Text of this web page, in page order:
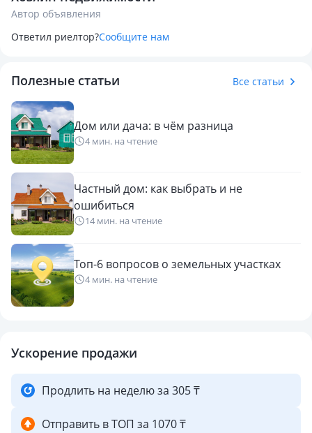
Автор объявления
Ответил риелтор?Сообщите нам
Полезные статьи Все статьи
Дом или дача: в чём разница
4 мин. на чтение
Частный дом: как выбрать и не
ошибиться
14 мин. на чтение
Топ-6 вопросов о земельных участках
4 мин. на чтение
Ускорение продажи
Продлить на неделю за 305 ₸
Отправить в ТОП за 1070 ₸